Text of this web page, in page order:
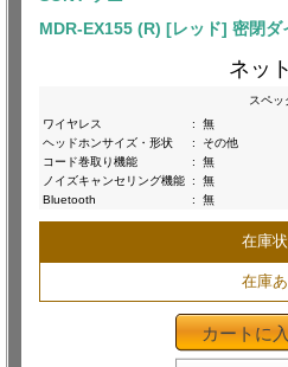
MDR-EX155 (R) [レッド] 密閉ダ
ネッ
スペッ
ワイヤレス
:
無
ヘッドホンサイズ・形状
:
その他
コード巻取り機能
:
無
ノイズキャンセリング機能 :
無
Bluetooth
: 無
在庫
在庫
カートに